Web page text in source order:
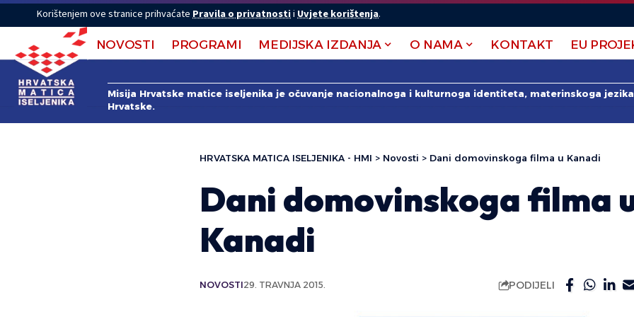
Korištenjem ove stranice prihvaćate Pravila o privatnostii Uvjete korištenja.
NOVOSTI PROGRAMI MEDIJSKA IZDANJA O NAMA KONTAKT EU
Misija Hrvatske matice iseljenika je očuvanje nacionalnoga i kulturnoga identiteta, materinskoga
Hrvatske.
HRVATSKA MATICA ISELJENIKA - HMI > Novosti > Dani domovinskoga filma u Kanadi
Dani domovinskoga filma
Kanadi
NOVOSTI29. TRAVNJA 2015. PODIJELI